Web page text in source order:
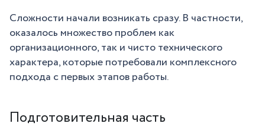
Сложности начали возникать сразу. В частности,
оказалось множество проблем как
организационного, так и чисто технического
характера, которые потребовали комплексного
подхода с первых этапов работы.
Подготовительная часть